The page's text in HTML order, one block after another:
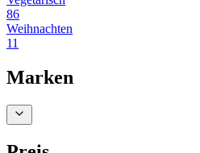
86
Weihnachten
11
Marken